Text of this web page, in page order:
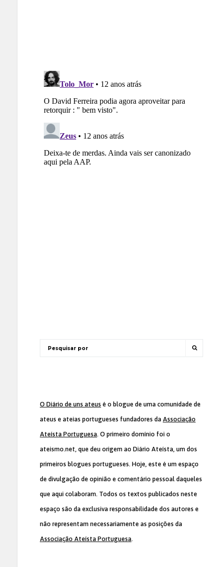
O Diário de uns ateus é o blogue de uma comunidade de
ateus e ateias portugueses fundadores da Associação
Ateísta Portuguesa. O primeiro domínio foi o
ateismo.net, que deu origem ao Diário Ateísta, um dos
primeiros blogues portugueses. Hoje, este é um espaço
de divulgação de opinião e comentário pessoal daqueles
que aqui colaboram. Todos os textos publicados neste
espaço são da exclusiva responsabilidade dos autores e
não representam necessariamente as posições da
Associação Ateísta Portuguesa.